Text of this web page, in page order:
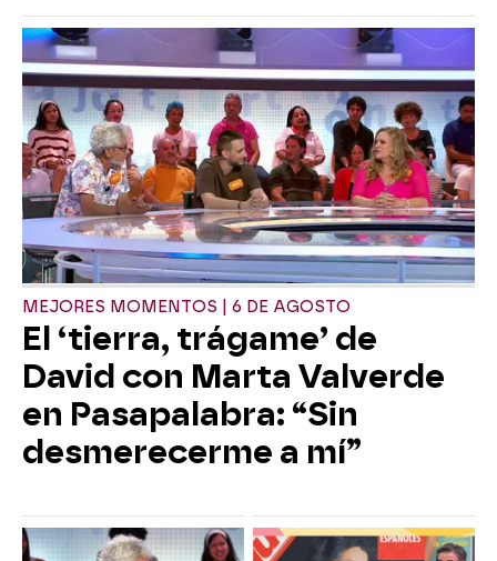
MEJORES MOMENTOS | 6 DE AGOSTO
El ‘tierra, trágame’ de
David con Marta Valverde
en Pasapalabra: “Sin
desmerecerme a mí”